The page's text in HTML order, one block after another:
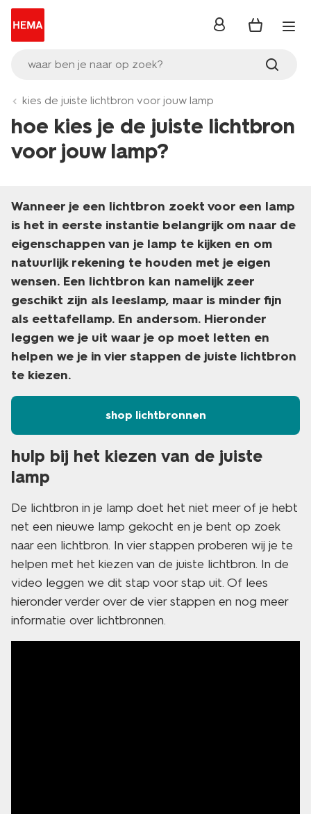
waar ben je naar op zoek?
inloggen
kies de juiste lichtbron voor jouw lamp
hoe kies je de juiste lichtbron
voor jouw lamp?
Wanneer je een lichtbron zoekt voor een lamp
is het in eerste instantie belangrijk om naar de
eigenschappen van je lamp te kijken en om
natuurlijk rekening te houden met je eigen
wensen. Een lichtbron kan namelijk zeer
geschikt zijn als leeslamp, maar is minder fijn
als eettafellamp. En andersom. Hieronder
leggen we je uit waar je op moet letten en
helpen we je in vier stappen de juiste lichtbron
te kiezen.
shop lichtbronnen
hulp bij het kiezen van de juiste
lamp
De lichtbron in je lamp doet het niet meer of je hebt
net een nieuwe lamp gekocht en je bent op zoek
naar een lichtbron. In vier stappen proberen wij je te
helpen met het kiezen van de juiste lichtbron. In de
video leggen we dit stap voor stap uit. Of lees
hieronder verder over de vier stappen en nog meer
informatie over lichtbronnen.